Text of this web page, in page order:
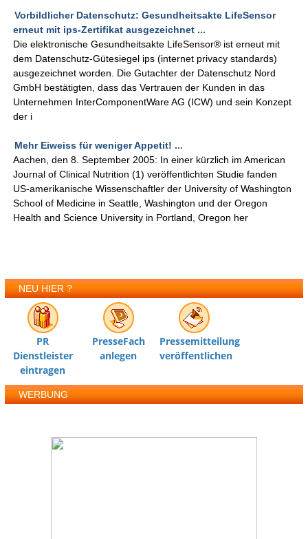
Vorbildlicher Datenschutz: Gesundheitsakte LifeSensor
erneut mit ips-Zertifikat ausgezeichnet ...
Die elektronische Gesundheitsakte LifeSensor® ist erneut mit
dem Datenschutz-Gütesiegel ips (internet privacy standards)
ausgezeichnet worden. Die Gutachter der Datenschutz Nord
GmbH bestätigten, dass das Vertrauen der Kunden in das
Unternehmen InterComponentWare AG (ICW) und sein Konzept
der i
Mehr Eiweiss für weniger Appetit! ...
Aachen, den 8. September 2005: In einer kürzlich im American
Journal of Clinical Nutrition (1) veröffentlichten Studie fanden
US-amerikanische Wissenschaftler der University of Washington
School of Medicine in Seattle, Washington und der Oregon
Health and Science University in Portland, Oregon her
NEU HIER ?
PR
Dienstleister
eintragen
PresseFach
anlegen
Pressemitteilung
veröffentlichen
WERBUNG